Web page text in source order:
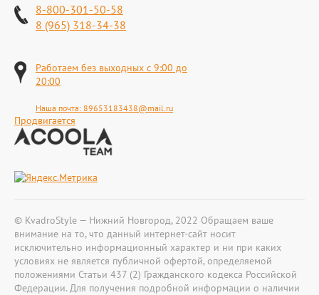
8-800-301-50-58
8 (965) 318-34-38
Работаем без выходных с 9:00 до
20:00
Наша почта: 89653183438@mail.ru
Продвигается
© KvadroStyle — Нижний Новгород, 2022 Обращаем ваше
внимание на то, что данный интернет-сайт носит
исключительно информационный характер и ни при каких
условиях не является публичной офертой, определяемой
положениями Статьи 437 (2) Гражданского кодекса Российской
Федерации. Для получения подробной информации о наличии